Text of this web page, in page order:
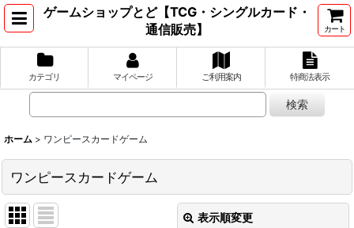
ゲームショップとど【TCG・シングルカード・
通信販売】
カート
カテゴリ マイページ ご利用案内 特商法表示
ホーム > ワンピースカードゲーム
ワンピースカードゲーム
表示順変更